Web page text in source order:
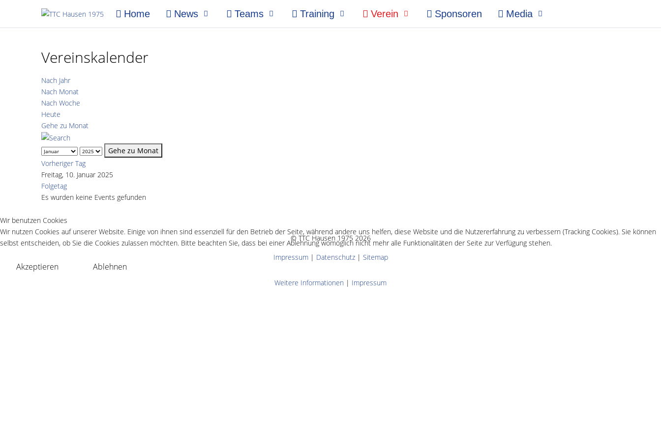
Home News Teams Training Verein Sponsoren Media
Vereinskalender
Nach Jahr
Nach Monat
Nach Woche
Heute
Gehe zu Monat
Gehe zu Monat
Vorheriger Tag
Freitag, 10. Januar 2025
Folgetag
Es wurden keine Events gefunden
© TTC Hausen 1975 2026
Impressum | Datenschutz | Sitemap
Wir benutzen Cookies
Wir nutzen Cookies auf unserer Website. Einige von ihnen sind essenziell für den Betrieb der Seite, während andere uns helfen, diese Website und die Nutzererfahrung zu verbessern (Tracking Cookies). Sie können
selbst entscheiden, ob Sie die Cookies zulassen möchten. Bitte beachten Sie, dass bei einer Ablehnung womöglich nicht mehr alle Funktionalitäten der Seite zur Verfügung stehen.
Akzeptieren Ablehnen
Weitere Informationen | Impressum